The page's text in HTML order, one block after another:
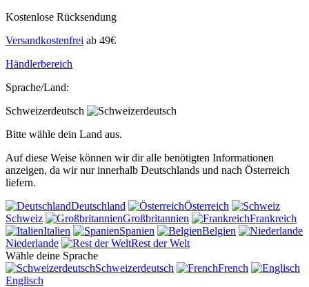
Kostenlose Rücksendung
Versandkostenfrei ab 49€
Händlerbereich
Sprache/Land:
Schweizerdeutsch
Bitte wähle dein Land aus.
Auf diese Weise können wir dir alle benötigten Informationen
anzeigen, da wir nur innerhalb Deutschlands und nach Österreich
liefern.
Deutschland
Österreich
Schweiz
Großbritannien
Frankreich
Italien
Spanien
Belgien
Niederlande
Rest der Welt
Wähle deine Sprache
Schweizerdeutsch
French
Englisch